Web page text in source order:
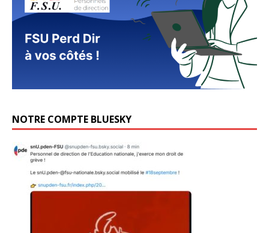
NOTRE COMPTE BLUESKY